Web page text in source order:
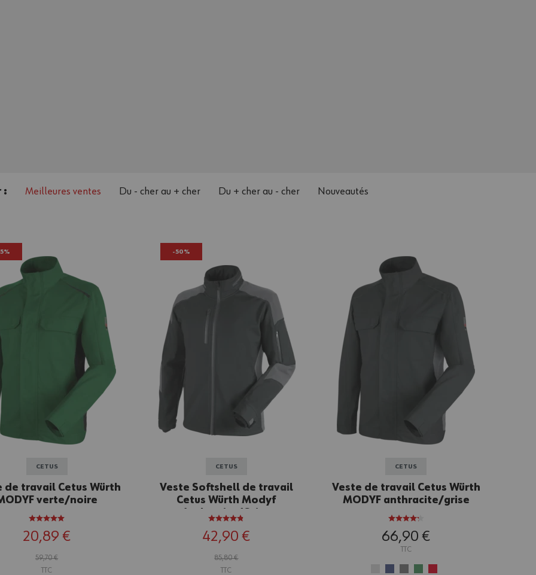
: Meilleures ventes Du - cher au + cher Du + cher au - cher Nouveautés
CETUS
de travail Cetus Würth
verte/noire
20,89 €
59,70 €
TTC
-50%
CETUS
Veste Softshell de travail
Cetus Würth Modyf
Anthracite/Grise
42,90 €
85,80 €
TTC
CETUS
Veste de travail Cetus Würth
MODYF anthracite/grise
66,90 €
TTC